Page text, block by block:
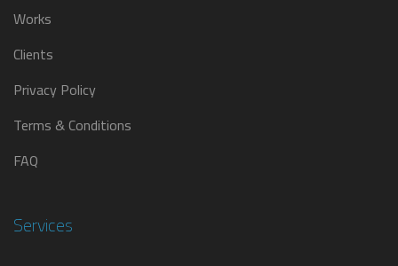
Works
Clients
Privacy Policy
Terms & Conditions
FAQ
Services